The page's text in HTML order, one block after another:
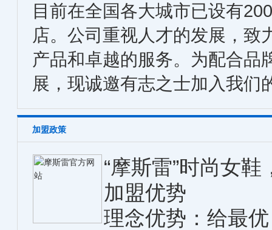
目前在全国各大城市已设有
店。公司重视人才的发展，致
产品和卓越的服务。为配合品
展，现诚邀有志之士加入我
加盟政策
“摩斯雷”时尚女
加盟优势
理念优势：给最